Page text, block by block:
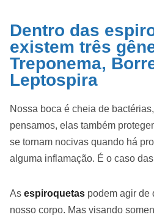
Dentro das
existem três
Treponema,
Leptospira
Nossa boca é cheia de
pensamos, elas também
se tornam nocivas quando há
alguma inflamação. É o caso
As espiroquetas podem agir de
nosso corpo. Mas visando